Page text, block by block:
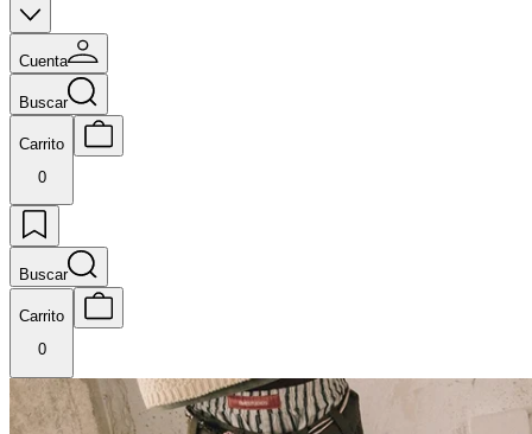
Cuenta
Buscar
Carrito
0
Buscar
Carrito
0